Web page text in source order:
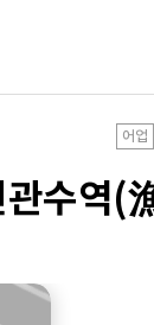
어업
관수역(